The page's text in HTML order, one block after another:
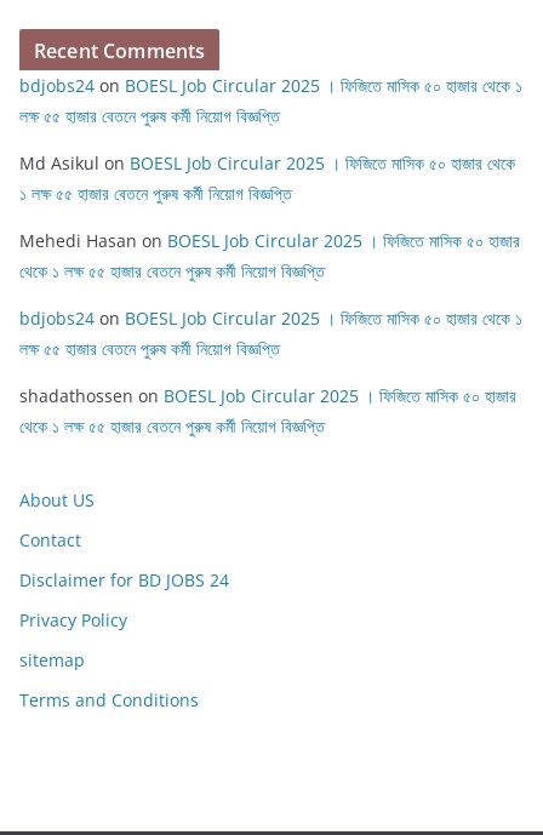
Recent Comments
bdjobs24 on BOESL Job Circular 2025 । ফিজিতে মাসিক ৫০ হাজার থেকে ১
লক্ষ ৫৫ হাজার বেতনে পুরুষ কর্মী নিয়োগ বিজ্ঞপ্তি
Md Asikul on BOESL Job Circular 2025 । ফিজিতে মাসিক ৫০ হাজার থেকে
১ লক্ষ ৫৫ হাজার বেতনে পুরুষ কর্মী নিয়োগ বিজ্ঞপ্তি
Mehedi Hasan on BOESL Job Circular 2025 । ফিজিতে মাসিক ৫০ হাজার
থেকে ১ লক্ষ ৫৫ হাজার বেতনে পুরুষ কর্মী নিয়োগ বিজ্ঞপ্তি
bdjobs24 on BOESL Job Circular 2025 । ফিজিতে মাসিক ৫০ হাজার থেকে ১
লক্ষ ৫৫ হাজার বেতনে পুরুষ কর্মী নিয়োগ বিজ্ঞপ্তি
shadathossen on BOESL Job Circular 2025 । ফিজিতে মাসিক ৫০ হাজার
থেকে ১ লক্ষ ৫৫ হাজার বেতনে পুরুষ কর্মী নিয়োগ বিজ্ঞপ্তি
About US
Contact
Disclaimer for BD JOBS 24
Privacy Policy
sitemap
Terms and Conditions